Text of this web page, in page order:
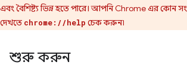
এবং বৈশিষ্ট্য ভিন্ন হতে পারে। আপনি Chrome এর কোন
দেখতে chrome://help চেক করুন৷
শুরু করুন